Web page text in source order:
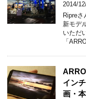
2014/
Ripre
新モデ
いただ
「
イン
画・